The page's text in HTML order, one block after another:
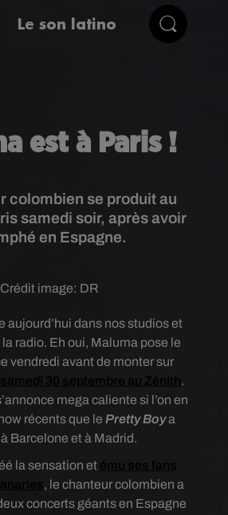
Le son latino
est à Paris !
colombien se produit au
samedi soir, après avoir
en Espagne.
Crédit image: DR
aujourd’hui dans nos studios et
radio. Eh oui, Maluma pose le
vendredi avant de monter sur
samedi 30 septembre au Zénith.
mega caliente si l’on en
récents que le Pretty Boy a
Barcelone et à Madrid.
la sensation et ému ses fans
, le chanteur colombien a
concerts géants en Espagne